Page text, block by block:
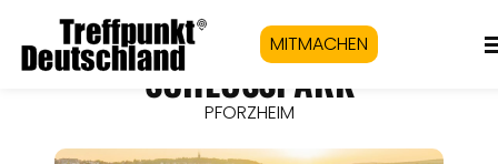
MITMACHEN
SCHLOSSPARK
PFORZHEIM